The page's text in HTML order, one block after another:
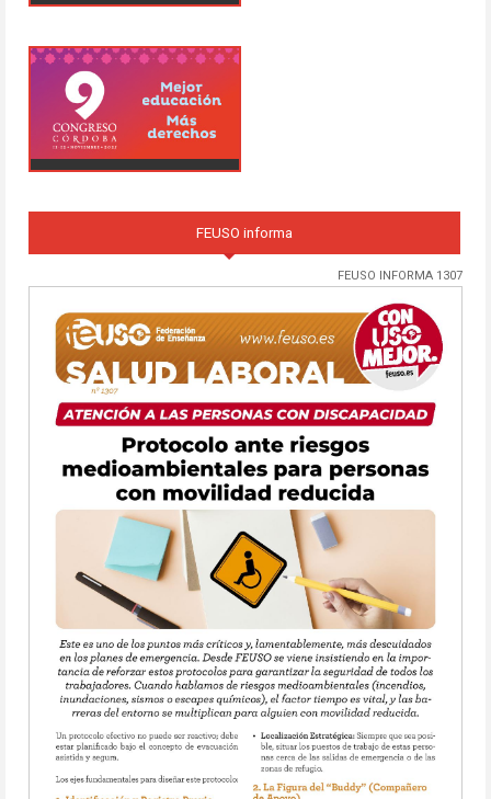
FEUSO informa
FEUSO INFORMA 1307